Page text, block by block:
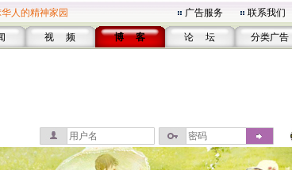
人的精神家园 广告服务 联系我们
视 频 博 客 论 坛 分类广告